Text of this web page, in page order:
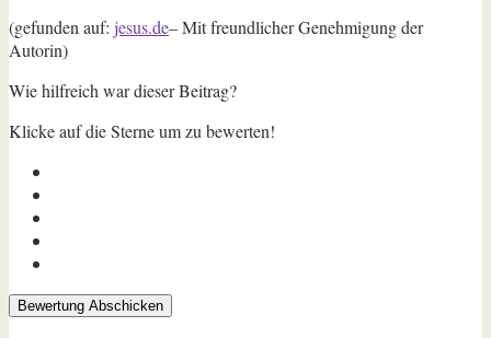
(gefunden auf: jesus.de– Mit freundlicher Genehmigung der
Autorin)
Wie hilfreich war dieser Beitrag?
Klicke auf die Sterne um zu bewerten!
Bewertung Abschicken